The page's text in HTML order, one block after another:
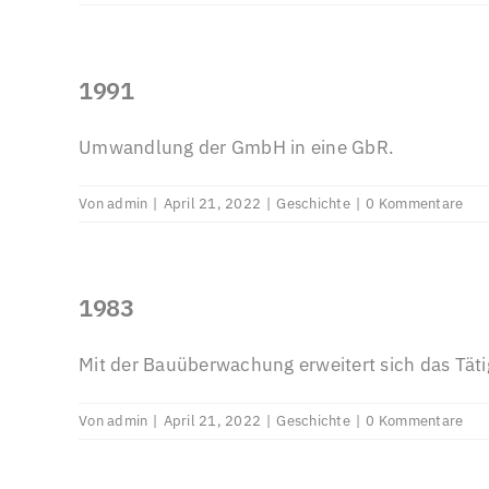
1991
Umwandlung der GmbH in eine GbR.
Vonadmin | April 21, 2022 | Geschichte | 0 Kommentare
1983
Mit der Bauüberwachung erweitert sich das
Vonadmin | April 21, 2022 | Geschichte | 0 Kommentare